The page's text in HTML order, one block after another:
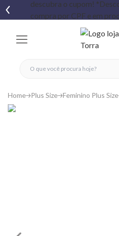
fechar menu
fechar menu
favoritos
Home Plus Size Feminino Plus Size